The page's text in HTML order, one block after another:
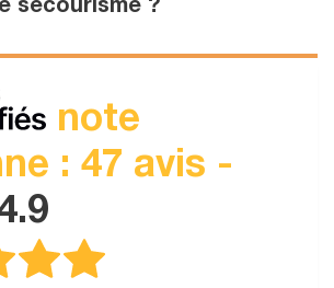
secourisme ?
note
: 47 avis -